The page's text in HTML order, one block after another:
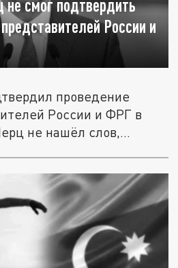
смог подтвердить
России и
проведение
России и ФРГ в
не нашёл слов,...